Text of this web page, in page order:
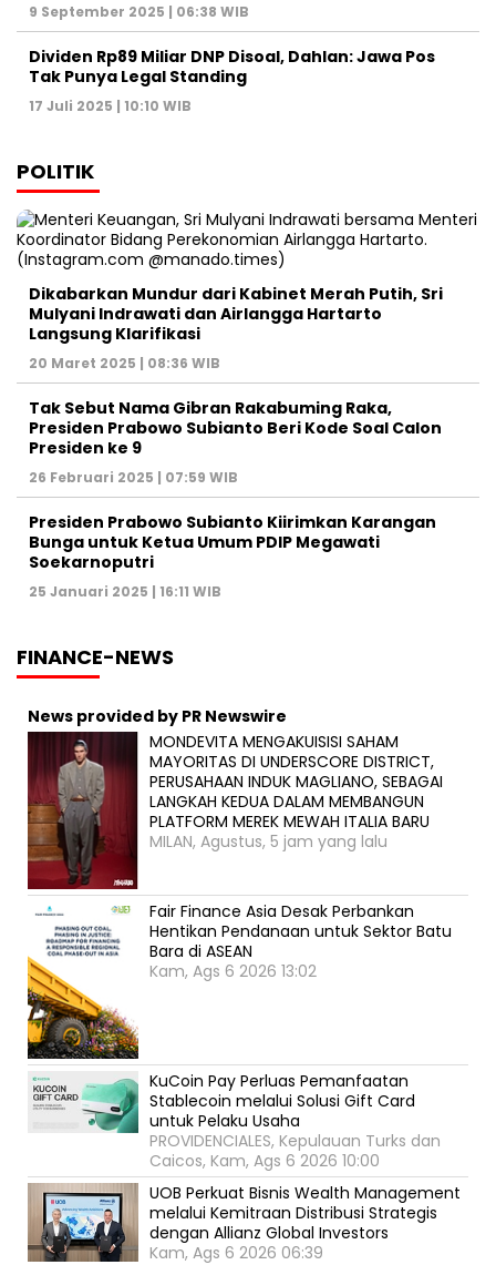
9 September 2025 | 06:38 WIB
Dividen Rp89 Miliar DNP Disoal, Dahlan: Jawa Pos
Tak Punya Legal Standing
17 Juli 2025 | 10:10 WIB
POLITIK
Dikabarkan Mundur dari Kabinet Merah Putih, Sri
Mulyani Indrawati dan Airlangga Hartarto
Langsung Klarifikasi
20 Maret 2025 | 08:36 WIB
Tak Sebut Nama Gibran Rakabuming Raka,
Presiden Prabowo Subianto Beri Kode Soal Calon
Presiden ke 9
26 Februari 2025 | 07:59 WIB
Presiden Prabowo Subianto Kiirimkan Karangan
Bunga untuk Ketua Umum PDIP Megawati
Soekarnoputri
25 Januari 2025 | 16:11 WIB
FINANCE-NEWS
News provided by PR Newswire
MONDEVITA MENGAKUISISI SAHAM
MAYORITAS DI UNDERSCORE DISTRICT,
PERUSAHAAN INDUK MAGLIANO, SEBAGAI
LANGKAH KEDUA DALAM MEMBANGUN
PLATFORM MEREK MEWAH ITALIA BARU
MILAN, Agustus, 5 jam yang lalu
Fair Finance Asia Desak Perbankan
Hentikan Pendanaan untuk Sektor Batu
Bara di ASEAN
Kam, Ags 6 2026 13:02
KuCoin Pay Perluas Pemanfaatan
Stablecoin melalui Solusi Gift Card
untuk Pelaku Usaha
PROVIDENCIALES, Kepulauan Turks dan
Caicos, Kam, Ags 6 2026 10:00
UOB Perkuat Bisnis Wealth Management
melalui Kemitraan Distribusi Strategis
dengan Allianz Global Investors
Kam, Ags 6 2026 06:39